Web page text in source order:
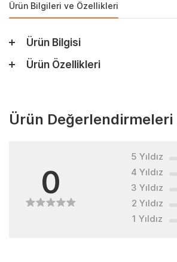
Ürün Bilgileri ve Özellikleri
Ürün Bilgisi
Ürün Özellikleri
Ürün Değerlendirmeleri
0
5 Yıldız
4 Yıldız
3 Yıldız
2 Yıldız
1 Yıldız